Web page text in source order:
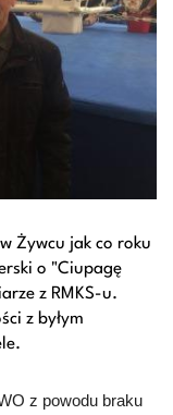
Żywcu jak co roku
o "Ciupagę
z RMKS-u.
z byłym
z powodu braku